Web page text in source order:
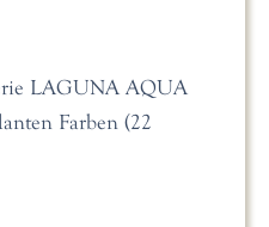
LAGUNA AQUA
Farben (22